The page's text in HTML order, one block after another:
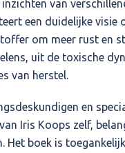
van
een duidelijke visie
om meer rust en
uit de toxische
van herstel.
en
Iris Koops zelf,
Het boek is